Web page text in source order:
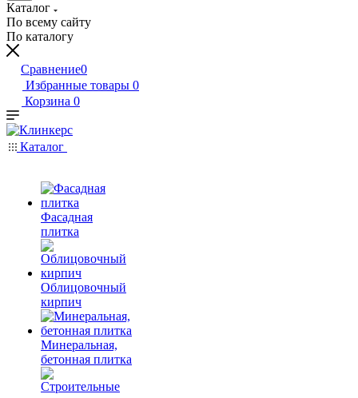
Каталог
По всему сайту
По каталогу
Сравнение0
Избранные товары 0
Корзина 0
Каталог
Фасадная
плитка
Облицовочный
кирпич
Минеральная,
бетонная плитка